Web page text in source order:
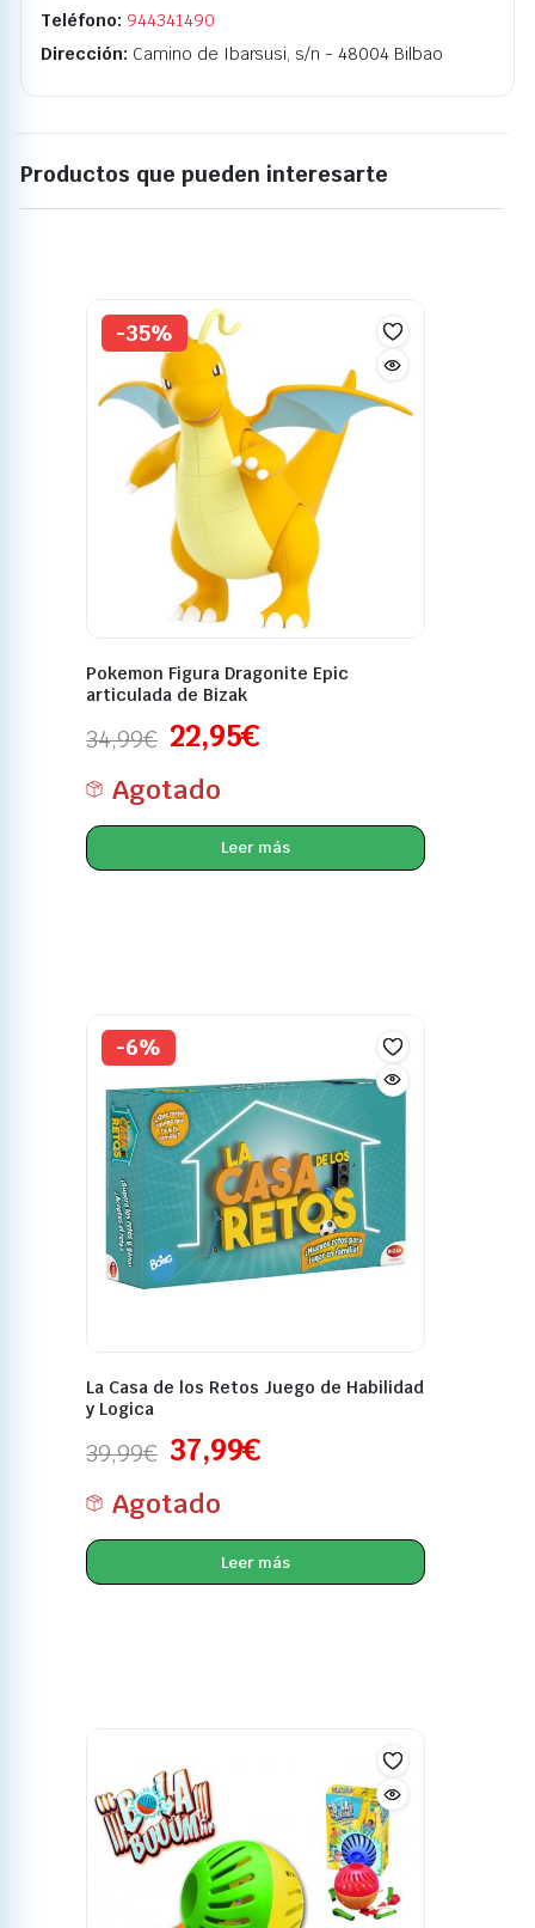
Teléfono: 944341490
Dirección: Camino de Ibarsusi, s/n - 48004 Bilbao
Productos que pueden interesarte
-35%
Pokemon Figura Dragonite Epic
articulada de Bizak
34,99€ 22,95€
Agotado
Leer más
-6%
La Casa de los Retos Juego de Habilidad
y Logica
39,99€ 37,99€
Agotado
Leer más